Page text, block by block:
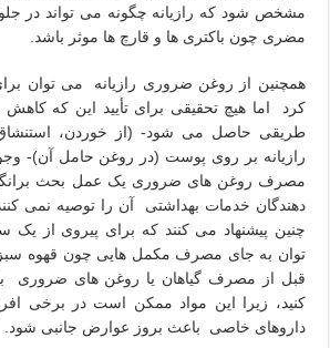
مشخص شود که رازیانه چگونه می تواند در
مضری چون باکتری ها و قارچ ها موثر باشد.
همچنین از روغن ضروری رازیانه می توان
کرد اما هیچ تحقیقی برای تأیید این که
طریقی حاصل می شود- (از خوردن، استنشاق
رازیانه بر روی پوست (در روغن حامل آن)-
مصرف روغن های ضروری یک عمل بحث
دهندگان خدمات بهداشتی آن را توصیه نمی
چنین پیشنهاد می کنند که برای پیروی از
توان به جای مصرف مکمل هایی چون قهوه
قبل از مصرف گیاهان یا روغن های ضروری
کنید، زیرا این مواد ممکن است در برخی
داروهای خاصی باعث بروز عوارض جانبی شود.